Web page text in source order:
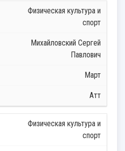
Физическая культура и
спорт
Михайловский Сергей
Павлович
Март
Атт
Физическая культура и
спорт